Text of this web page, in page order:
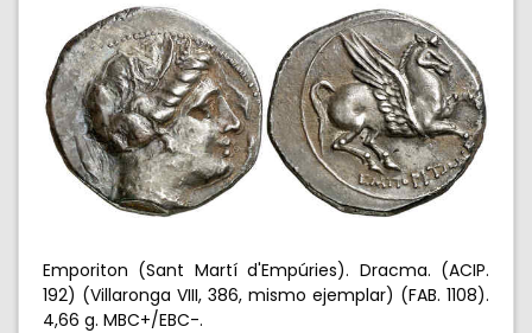
Emporiton (Sant Martí d'Empúries). Dracma. (ACIP.
192) (Villaronga VIII, 386, mismo ejemplar) (FAB. 1108).
4,66 g. MBC+/EBC-.